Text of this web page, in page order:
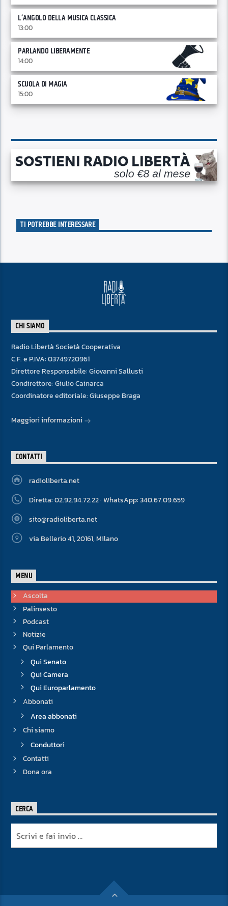
L’ANGOLO DELLA MUSICA CLASSICA
13:00
PARLANDO LIBERAMENTE
14:00
SCUOLA DI MAGIA
15:00
TI POTREBBE INTERESSARE
CHI SIAMO
Radio Libertà Società Cooperativa
C.F. e P.IVA: 03749720961
Direttore Responsabile: Giovanni Sallusti
Condirettore: Giulio Cainarca
Coordinatore editoriale: Giuseppe Braga
Maggiori informazioni
CONTATTI
radioliberta.net
Diretta: 02.92.94.72.22 · WhatsApp: 340.67.09.659
sito@radioliberta.net
via Bellerio 41, 20161, Milano
MENU
Ascolta
Palinsesto
Podcast
Notizie
Qui Parlamento
Qui Senato
Qui Camera
Qui Europarlamento
Abbonati
Area abbonati
Chi siamo
Conduttori
Contatti
Dona ora
CERCA